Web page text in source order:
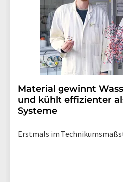
Material gewinnt
und kühlt effizienter
Systeme
Erstmals im